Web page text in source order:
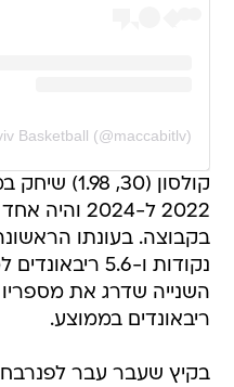
קולסון (30,
2022 ל-2024
נקודות ו-5.6
ריבאונדים בממוצע.
בקיץ שעבר עבר